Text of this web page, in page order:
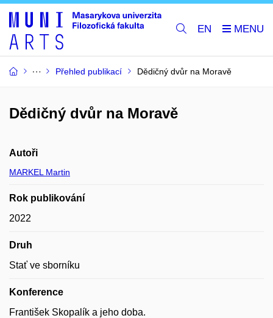
EN
Přehled publikací Dědičný dvůr na Moravě
Dědičný dvůr na Moravě
Autoři
MARKEL Martin
Rok publikování
2022
Druh
Stať ve sborníku
Konference
František Skopalík a jeho doba.